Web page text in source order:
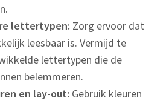
lettertypen: Zorg ervoor dat
leesbaar is. Vermijd te
lettertypen die de
belemmeren.
en lay-out: Gebruik kleuren